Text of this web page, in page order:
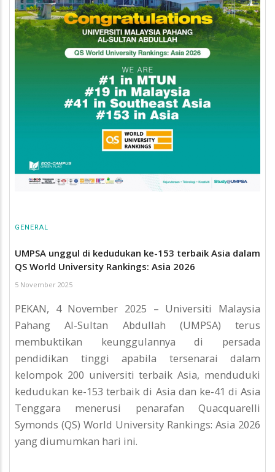
GENERAL
UMPSA unggul di kedudukan ke-153 terbaik Asia dalam
QS World University Rankings: Asia 2026
5 November 2025
PEKAN, 4 November 2025 – Universiti Malaysia
Pahang Al-Sultan Abdullah (UMPSA) terus
membuktikan keunggulannya di persada
pendidikan tinggi apabila tersenarai dalam
kelompok 200 universiti terbaik Asia, menduduki
kedudukan ke-153 terbaik di Asia dan ke-41 di Asia
Tenggara menerusi penarafan Quacquarelli
Symonds (QS) World University Rankings: Asia 2026
yang diumumkan hari ini.